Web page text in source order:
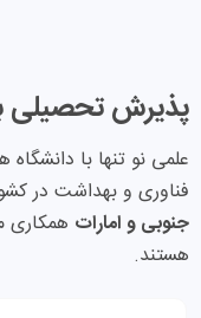
پذیرش تحصیلی
علمی نو تنها با
فناوری و بهداشت در
جنوبی و امارات همکاری
هستند.